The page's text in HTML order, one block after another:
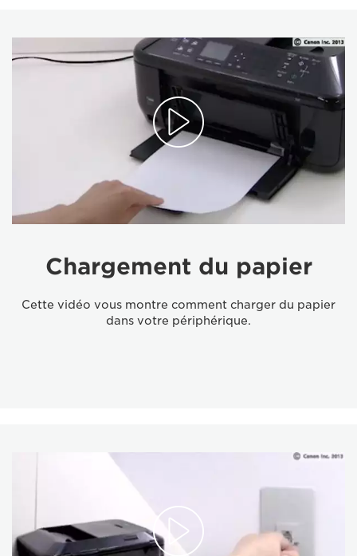
Chargement du papier
Cette vidéo vous montre comment charger du papier
dans votre périphérique.